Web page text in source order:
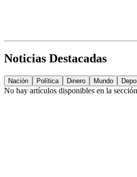
Noticias Destacadas
Nación Política Dinero Mundo
No hay artículos disponibles en la sección